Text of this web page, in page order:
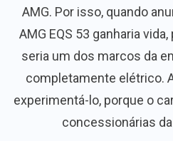
AMG. Por isso, quando
AMG EQS 53 ganharia
seria um dos marcos da
completamente elétrico.
experimentá-lo, porque o
concessionárias